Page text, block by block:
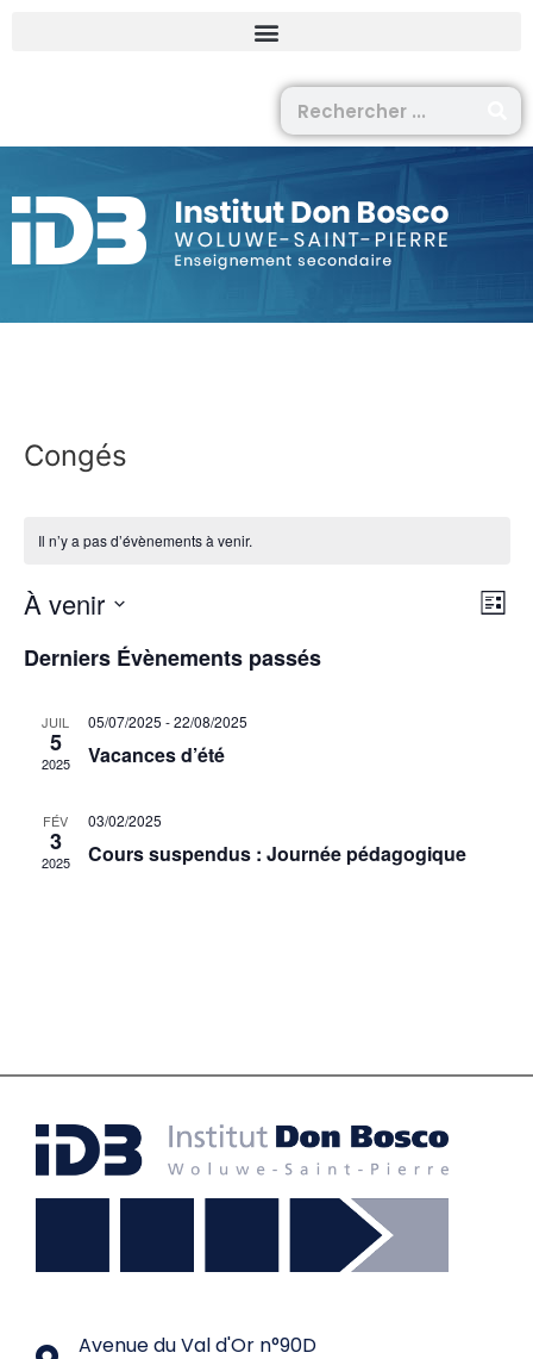
Congés
Il n’y a pas d’évènements à venir.
Liste
À venir
une
date.
Derniers Évènements passés
JUIL
5
2025
05/07/2025 -22/08/2025
Vacances d’été
FÉV
3
2025
03/02/2025
Cours suspendus : Journée pédagogique
Avenue du Val d'Or n°90D